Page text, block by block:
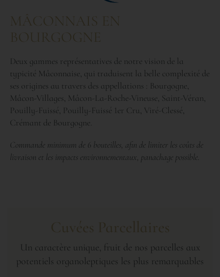
MÂCONNAIS EN
BOU RGOGNE
Deux gammes représentatives de notre vision de la
typicité Mâconnaise, qui traduisent la belle complexité de
ses origines au travers des appellations : Bourgogne,
Mâcon-Villages, Mâcon-La-Roche-Vineuse, Saint-Véran,
Pouilly-Fuissé, Pouilly-Fuissé 1er Cru, Viré-Clessé,
Crémant de Bourgogne.
Commande minimum de 6 bouteilles, afin de limiter les coûts de
livraison et les impacts environnementaux, panachage possible.
Un caractère unique, fruit de nos parcelles aux
potentiels organoleptiques les plus remarquables